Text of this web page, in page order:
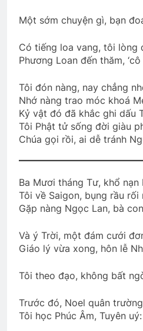
KHÔNG GÌ
Frost)
Thăm chị QP
K15
2 Years Ago
CÔ GÁI
3 Years Ago
Tình Xuân
2 Years Ago
Một sớm chuyện gì, bạn
Có tiếng loa vang, tôi lòng
Phương Loan đến thăm, ‘cô
Tôi đón nàng, nay chẳng
Nhớ nàng trao móc khoá
Kỷ vật đó đã khắc ghi dấu
Tôi Phật tử sống đời giàu
Chúa gọi rồi, ai dễ tránh
Ba Mươi tháng Tư, khổ nạn
Tôi về Saigon, bụng rầu rối
Gặp nàng Ngọc Lan, bà
Và ý Trời, một đám cưới
Giáo lý vừa xong, hôn lễ
Tôi theo đạo, không bất
Trước đó, Noel quân
Tôi học Phúc Âm, Tuyên